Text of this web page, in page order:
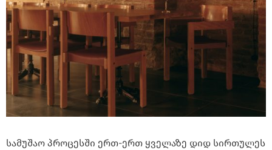
სამუშაო პროცესში ერთ-ერთ ყველაზე დიდ სირთულეს